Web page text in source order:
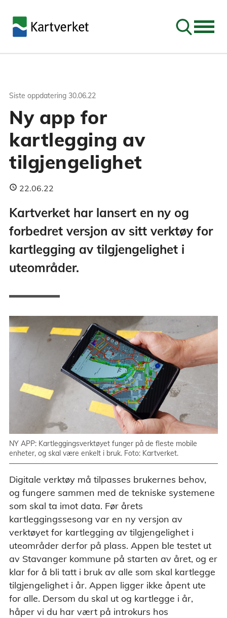
Søk
Siste oppdatering 30.06.22
Ny app for
kartlegging av
tilgjengelighet
22.06.22
Kartverket har lansert en ny og
forbedret versjon av sitt verktøy for
kartlegging av tilgjengelighet i
uteområder.
NY APP: Kartleggingsverktøyet funger på de fleste mobile
enheter, og skal være enkelt i bruk. Foto: Kartverket.
Digitale verktøy må tilpasses brukernes behov,
og fungere sammen med de tekniske systemene
som skal ta imot data. Før årets
kartleggingssesong var en ny versjon av
verktøyet for kartlegging av tilgjengelighet i
uteområder derfor på plass. Appen ble testet ut
av Stavanger kommune på starten av året, og er
klar for å bli tatt i bruk av alle som skal kartlegge
tilgjengelighet i år. Appen ligger ikke åpent ute
for alle. Dersom du skal ut og kartlegge i år,
håper vi du har vært på introkurs hos